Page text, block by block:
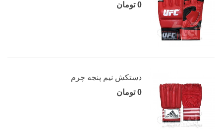
0 تومان
دستکش نیم پنجه چرم
0 تومان